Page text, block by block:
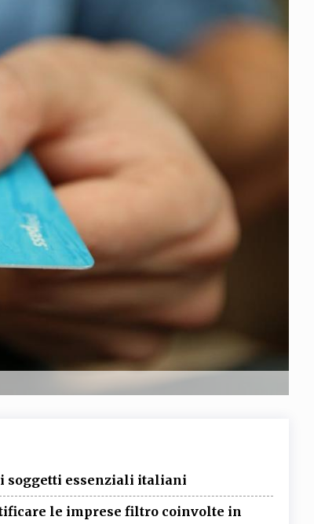
Scienze informatiche,
Architettura, Ingegneria
TEAM
COMITATO SCIENTIFICO CURATORI FOTOGRAFI
CODICI RUBRICHE PUBBLICITÀ
SOCIAL MEDIA
soggetti essenziali italiani
le imprese filtro coinvolte in